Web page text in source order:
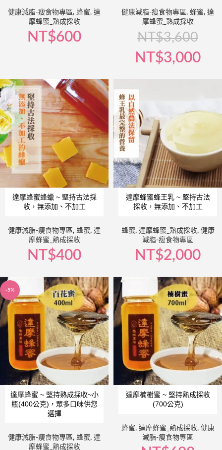
健康減脂-瘦食物專區, 蜂蜜, 達
摩蜂蜜_熟成採收
NT$600
健康減脂-瘦食物專區, 蜂蜜, 達
摩蜂蜜_熟成採收
NT$3,600
NT$3,000
達摩蜂蜜蜂蠟 ~ 堅持古法採
收，無添加、不加工
健康減脂-瘦食物專區, 蜂蜜, 達
摩蜂蜜_熟成採收
NT$400
達摩蜂蜜蜂王乳 ~ 堅持古法
採收，無添加、不加工
蜂蜜, 達摩蜂蜜_熟成採收, 健康
減脂-瘦食物專區
NT$2,000
-5%
達摩蜂蜜 ~ 堅持熟成採收~小
瓶(400公克)，眾多口味供您
選擇
健康減脂-瘦食物專區, 蜂蜜, 達
摩蜂蜜_熟成採收
達摩楠樹蜜 ~ 堅持熟成採收
(700公克)
蜂蜜, 達摩蜂蜜_熟成採收, 健康
減脂-瘦食物專區